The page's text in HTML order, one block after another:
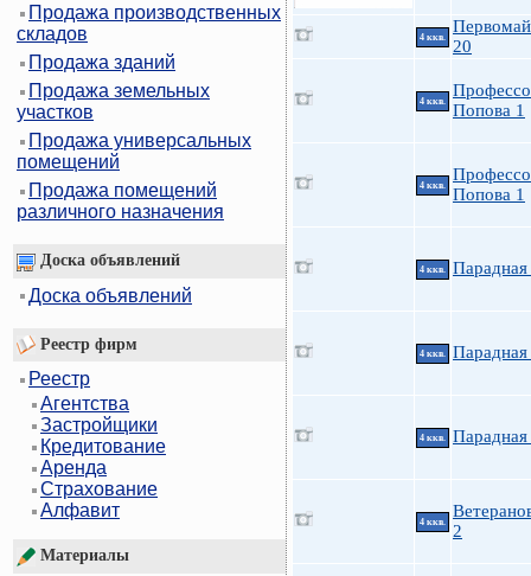
Продажа производственных
складов
Продажа зданий
Продажа земельных
участков
Продажа универсальных
помещений
Продажа помещений
различного назначения
Доска объявлений
Доска объявлений
Реестр фирм
Реестр
Агентства
Застройщики
Кредитование
Аренда
Страхование
Алфавит
Материалы
4 ккв.
20
4 ккв.
Попова 1
4 ккв.
Попова 1
4 ккв. Парадная
4 ккв. Парадная
4 ккв. Парадная
4 ккв.
2